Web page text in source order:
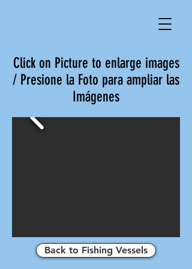
Click on Picture to enlarge images
/ Presione la Foto para ampliar las
Imágenes
Back to Fishing Vessels